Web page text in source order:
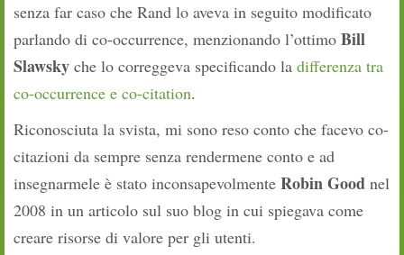
senza far caso che Rand lo aveva in seguito modificato
parlando di co-occurrence, menzionando l’ottimo Bill
Slawsky che lo correggeva specificando la differenza tra
co-occurrence e co-citation.
Riconosciuta la svista, mi sono reso conto che facevo co-
citazioni da sempre senza rendermene conto e ad
insegnarmele è stato inconsapevolmente Robin Good nel
2008 in un articolo sul suo blog in cui spiegava come
creare risorse di valore per gli utenti.